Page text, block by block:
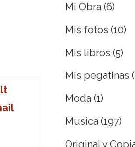
Mi Obra (6)
Mis fotos (10)
Mis libros (5)
Mis pegatinas
Moda (1)
Musica (197)
Original y